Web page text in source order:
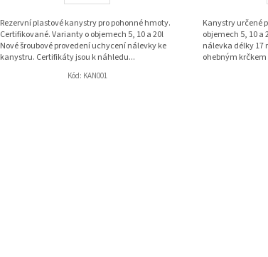
Rezervní plastové kanystry pro pohonné hmoty.
Certifikované. Varianty o objemech 5, 10 a 20l
Nové šroubové provedení uchycení nálevky ke
kanystru. Certifikáty jsou k náhledu...
Kód: KAN001
Kanystry určené
objemech 5, 10 a
nálevka délky 17
ohebným